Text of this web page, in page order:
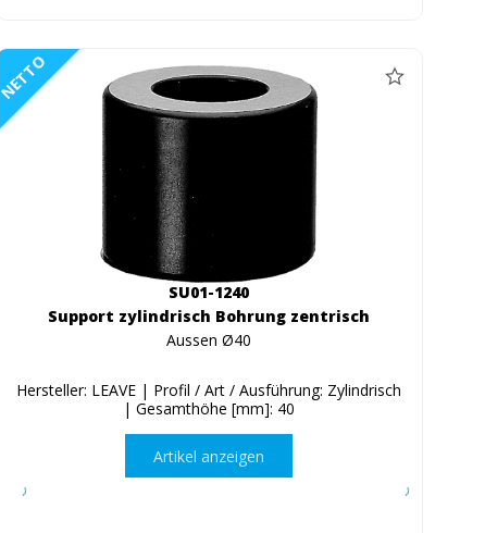
NETTO
SU01-1240
Support zylindrisch Bohrung zentrisch
Aussen Ø40
Hersteller: LEAVE | Profil / Art / Ausführung: Zylindrisch
| Gesamthöhe [mm]: 40
Artikel anzeigen